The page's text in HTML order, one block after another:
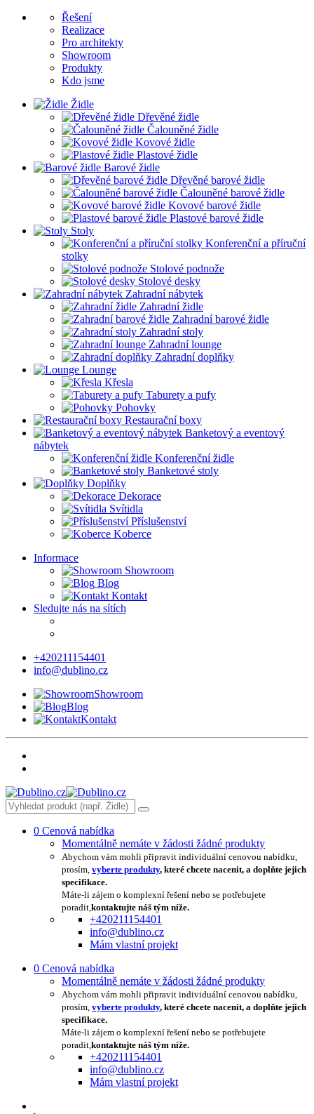
Řešení
Realizace
Pro architekty
Showroom
Produkty
Kdo jsme
Židle
Dřevěné židle
Čalouněné židle
Kovové židle
Plastové židle
Barové židle
Dřevěné barové židle
Čalouněné barové židle
Kovové barové židle
Plastové barové židle
Stoly
Konferenční a příruční
stolky
Stolové podnože
Stolové desky
Zahradní nábytek
Zahradní židle
Zahradní barové židle
Zahradní stoly
Zahradní lounge
Zahradní doplňky
Lounge
Křesla
Taburety a pufy
Pohovky
Restaurační boxy
Banketový a eventový
nábytek
Konferenční židle
Banketové stoly
Doplňky
Dekorace
Svítidla
Příslušenství
Koberce
Informace
Showroom
Blog
Kontakt
Sledujte nás na sítích
+420211154401
info@dublino.cz
Showroom
Blog
Kontakt
0 Cenová nabídka
Momentálně nemáte v žádosti žádné produkty
Abychom vám mohli připravit individuální cenovou nabídku,
prosím, vyberte produkty, které chcete nacenit, a doplňte jejich
specifikace.
Máte-li zájem o komplexní řešení nebo se potřebujete
poradit,kontaktujte náš tým níže.
+420211154401
info@dublino.cz
Mám vlastní projekt
0 Cenová nabídka
Momentálně nemáte v žádosti žádné produkty
Abychom vám mohli připravit individuální cenovou nabídku,
prosím, vyberte produkty, které chcete nacenit, a doplňte jejich
specifikace.
Máte-li zájem o komplexní řešení nebo se potřebujete
poradit,kontaktujte náš tým níže.
+420211154401
info@dublino.cz
Mám vlastní projekt